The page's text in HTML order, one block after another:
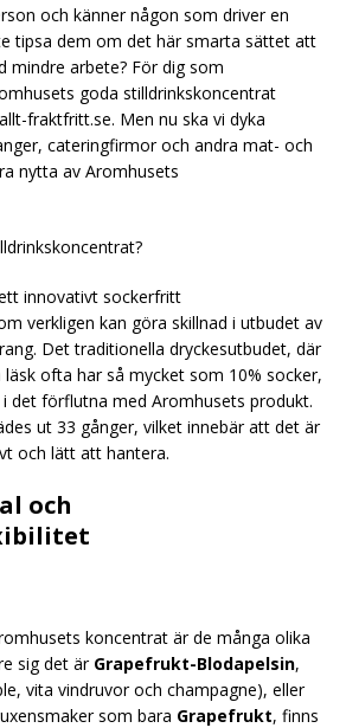
och känner någon som driver en
tipsa dem om det här smarta sättet att
mindre arbete? För dig som
goda stilldrinkskoncentrat
fraktfritt.se. Men nu ska vi dyka
cateringfirmor och andra mat- och
nytta av Aromhusets
innovativt sockerfritt
verkligen kan göra skillnad i utbudet av
Det traditionella dryckesutbudet, där
ofta har så mycket som 10% socker,
det förflutna med Aromhusets produkt.
ut 33 gånger, vilket innebär att det är
och lätt att hantera.
och
koncentrat är de många olika
sig det är Grapefrukt-Blodapelsin,
vita vindruvor och champagne), eller
som bara Grapefrukt, finns